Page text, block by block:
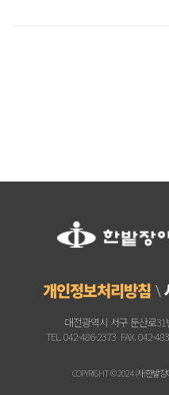
개인정보처리방침
대전광역시 서구 둔산로
TEL. 042-486-2373 FAX. 042-
COPYRIGHT © 2024 (사)한밭